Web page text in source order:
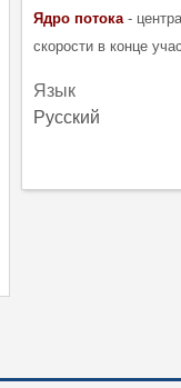
Ядро потока-
скорости в конце
Язык
Русский